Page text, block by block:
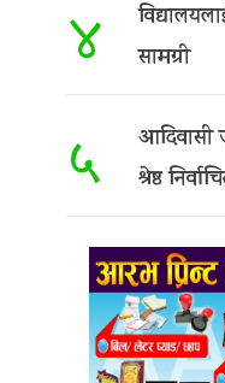
४ सामग्री
५ आदिवासी
श्रेष्ठ